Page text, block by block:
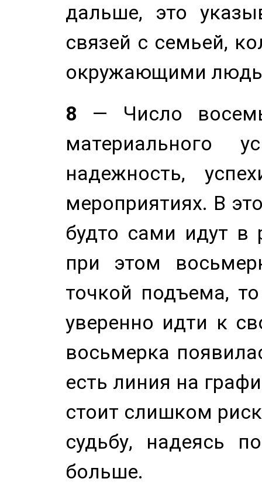
дальше, это
связей с семьей,
окружающими
8 — Число
материального
надежность,
мероприятиях. В
будто сами идут в
при этом
точкой подъема,
уверенно идти к
восьмерка
есть линия на
стоит слишком
судьбу, надеясь
больше.